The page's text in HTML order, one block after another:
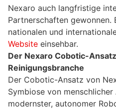
Nexaro auch langfristige
Partnerschaften gewonnen.
nationalen und
Website einsehbar.
Der Nexaro Cobotic-
Reinigungsbranche
Der Cobotic-Ansatz von
Symbiose von
modernster, autonomer